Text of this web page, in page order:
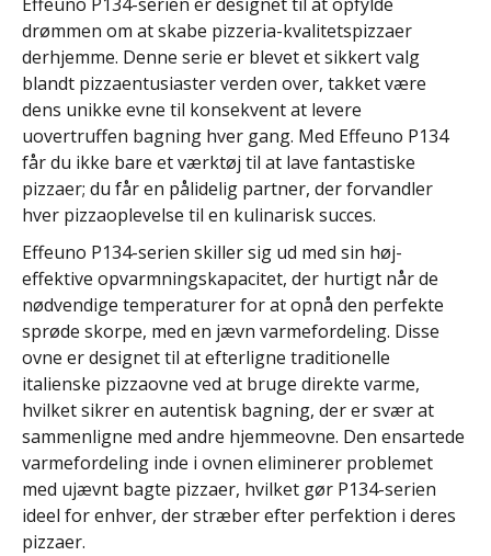
drømmen om at skabe pizzeria-kvalitetspizzaer
derhjemme. Denne serie er blevet et sikkert valg
blandt pizzaentusiaster verden over, takket være
dens unikke evne til konsekvent at levere
uovertruffen bagning hver gang. Med Effeuno P134
får du ikke bare et værktøj til at lave fantastiske
pizzaer; du får en pålidelig partner, der forvandler
hver pizzaoplevelse til en kulinarisk succes.
Effeuno P134-serien skiller sig ud med sin høj-
effektive opvarmningskapacitet, der hurtigt når de
nødvendige temperaturer for at opnå den perfekte
sprøde skorpe, med en jævn varmefordeling. Disse
ovne er designet til at efterligne traditionelle
italienske pizzaovne ved at bruge direkte varme,
hvilket sikrer en autentisk bagning, der er svær at
sammenligne med andre hjemmeovne. Den ensartede
varmefordeling inde i ovnen eliminerer problemet
med ujævnt bagte pizzaer, hvilket gør P134-serien
ideel for enhver, der stræber efter perfektion i deres
pizzaer.